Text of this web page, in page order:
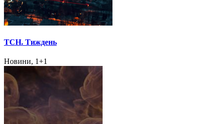
ТСН. Тиждень
Новини, 1+1